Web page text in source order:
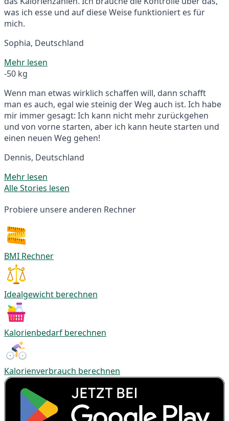
was ich esse und auf diese Weise funktioniert es für
mich.
Sophia, Deutschland
Mehr lesen
-50 kg
Wenn man etwas wirklich schaffen will, dann schafft
man es auch, egal wie steinig der Weg auch ist. Ich habe
mir immer gesagt: Ich kann nicht mehr zurückgehen
und von vorne starten, aber ich kann heute starten und
einen neuen Weg gehen!
Dennis, Deutschland
Mehr lesen
Alle Stories lesen
Probiere unsere anderen Rechner
BMI Rechner
Idealgewicht berechnen
Kalorienbedarf berechnen
Kalorienverbrauch berechnen